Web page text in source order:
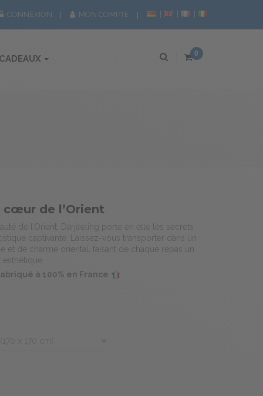
CONNEXION MON COMPTE
0
cœur de l’Orient
de l’Orient, Darjeeling porte en elle les secrets
captivante. Laissez-vous transporter dans un
et de charme oriental, faisant de chaque repas un
à 100% en France